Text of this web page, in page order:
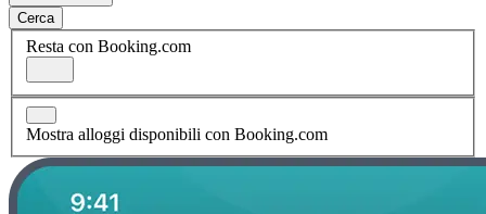
Cerca
Resta con Booking.com
Mostra alloggi disponibili con Booking.com